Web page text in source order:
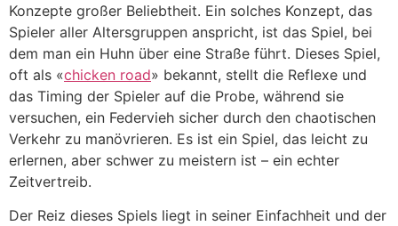
Konzepte großer Beliebtheit. Ein solches Konzept, das
Spieler aller Altersgruppen anspricht, ist das Spiel, bei
dem man ein Huhn über eine Straße führt. Dieses Spiel,
oft als «chicken road» bekannt, stellt die Reflexe und
das Timing der Spieler auf die Probe, während sie
versuchen, ein Federvieh sicher durch den chaotischen
Verkehr zu manövrieren. Es ist ein Spiel, das leicht zu
erlernen, aber schwer zu meistern ist – ein echter
Zeitvertreib.
Der Reiz dieses Spiels liegt in seiner Einfachheit und der